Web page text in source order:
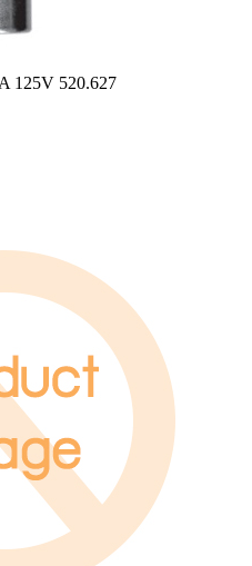
125V 520.627